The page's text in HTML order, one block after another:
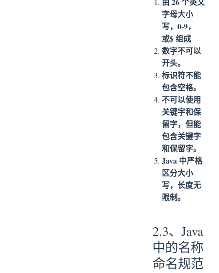
字母大小
写，0-9，_
或$ 组成
数字不可以
开头。
标识符不能
包含空格。
不可以使用
关键字和保
留字，但能
包含关键字
和保留字。
Java 中严格
区分大小
写，长度无
限制。
2.3、Java
中的名称
命名规范